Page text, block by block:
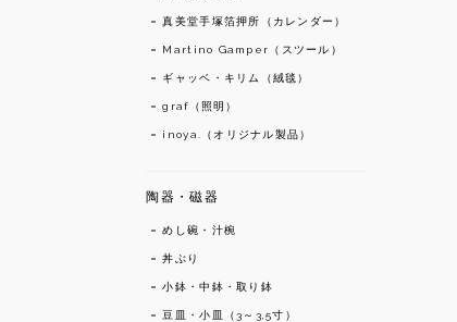
真美堂手塚箔押所（カレンダー）
Martino Gamper（スツール）
ギャッベ・キリム（絨毯）
graf（照明）
inoya.（オリジナル製品）
陶器・磁器
めし碗・汁椀
丼ぶり
小鉢・中鉢・取り鉢
豆皿・小皿（3～3,5寸）